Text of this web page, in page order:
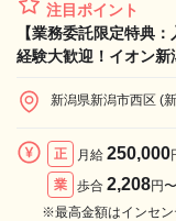
注目ポイント
【業務委託限定特典
経験大歓迎！イオン新
新潟県新潟市西区 (
正 月給 250,000
業
歩合 2,208円〜
※最高金額はインセ